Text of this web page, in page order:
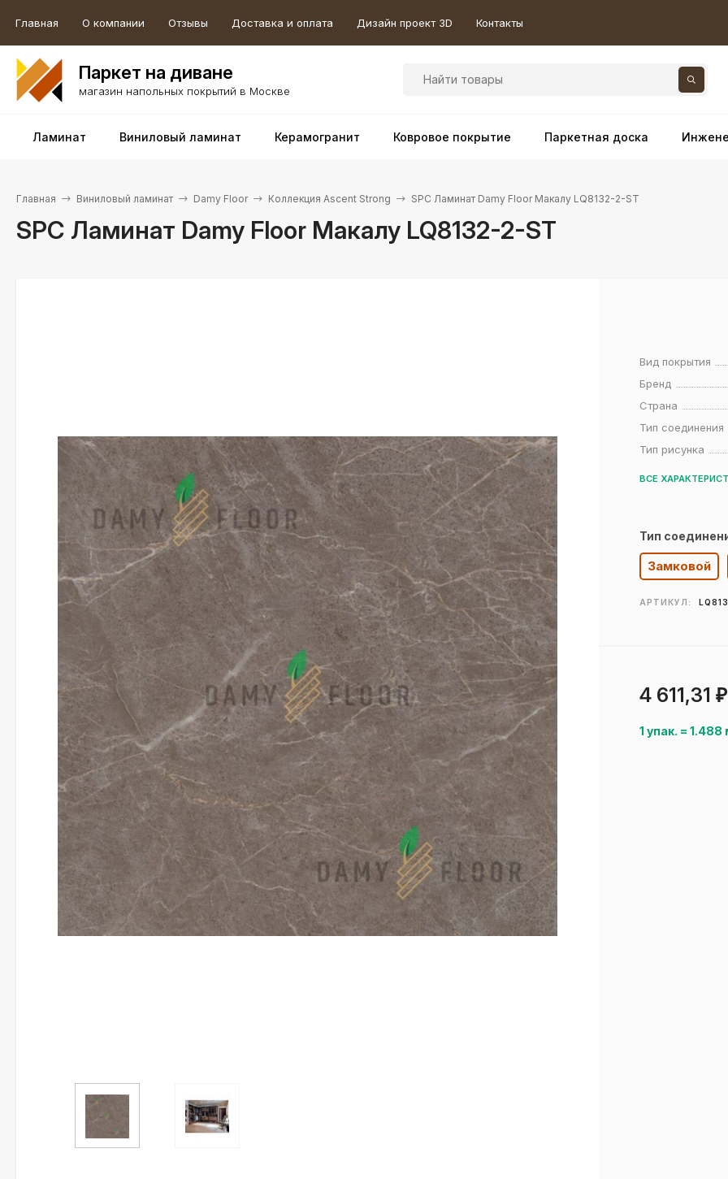
Главная О компании Отзывы Доставка и оплата Дизайн проект 3D Контакты
Паркет на диване
магазин напольных покрытий в Москве
Ламинат Виниловый ламинат Керамогранит Ковровое покрытие Паркетная доска
Главная Виниловый ламинат Damy Floor Коллекция Ascent Strong SPC Ламинат Damy Floor Макалу LQ8132-2-ST
SPC Ламинат Damy Floor Макалу LQ8132-2-ST
Вид покрытия
Бренд
Страна
Тип соединения
Тип рисунка
ВСЕ
Тип
Замковой
АРТИКУЛ:
1 упак. =1.488
4 611,31 ₽